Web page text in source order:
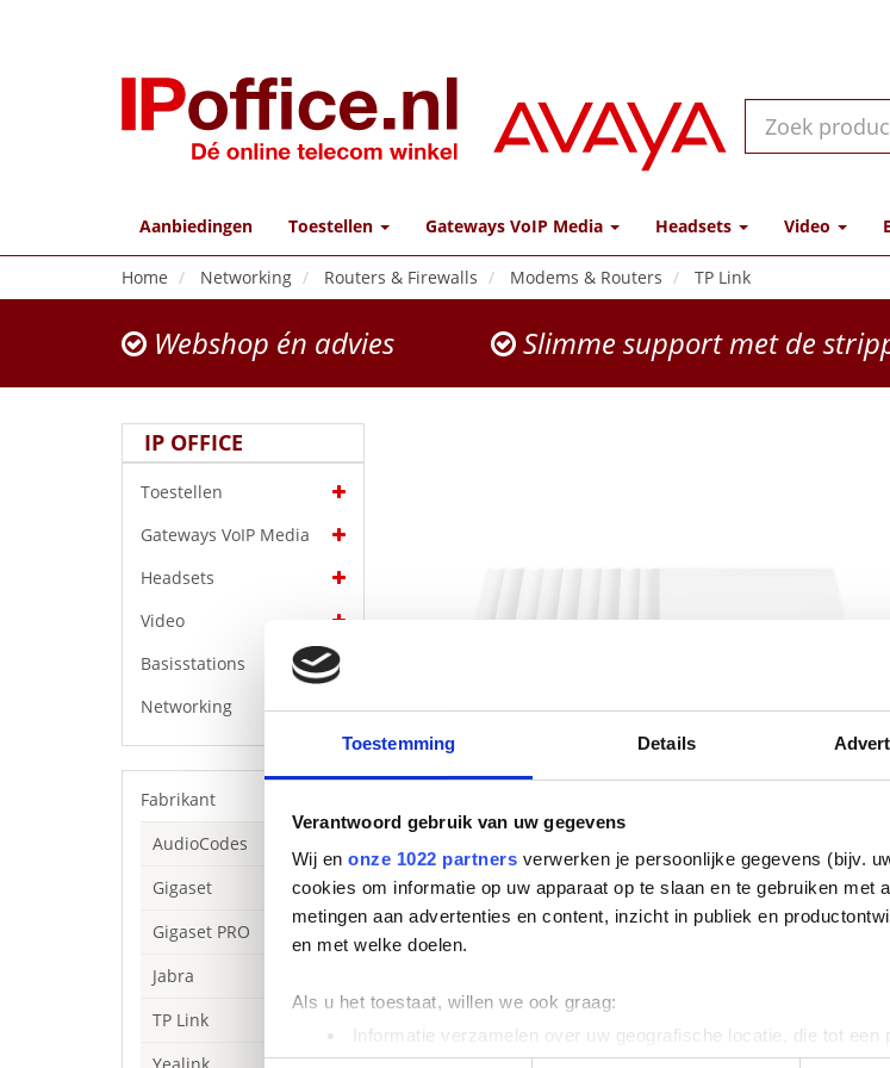
Toestemming Details
Verantwoord gebruik van uw gegevens
Wij en onze 1022 partners verwerken je persoonlijke gegevens (bijv.
cookies om informatie op uw apparaat op te slaan en te gebruiken met
metingen aan advertenties en content, inzicht in publiek en
en met welke doelen.
Als u het toestaat, willen we ook graag:
Informatie verzamelen over uw geografische locatie, die tot een
Uw apparaat identificeren door het actief te scannen op
Aanbiedingen Toestellen Gateways VoIP Media Headsets Video
Home Networking Routers & Firewalls Modems & Routers TP Link
Webshop én advies Slimme support met de
IP OFFICE
Toestellen
Gateways VoIP Media
Headsets
Video
Basisstations
Networking
Fabrikant
AudioCodes
Gigaset
Gigaset PRO
Jabra
TP Link